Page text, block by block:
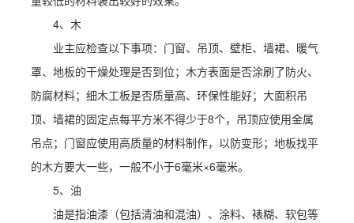
4、木
业主应检查以下事项：门窗、吊顶、壁柜、墙裙、暖气
罩、地板的干燥处理是否到位；木方表面是否涂刷了防火、
防腐材料；细木工板是否质量高、环保性能好；大面积吊
顶、墙裙的固定点每平方米不得少于8个，吊顶应使用金属
吊点；门窗应使用高质量的材料制作，以防变形；地板找平
的木方要大一些，一般不小于6毫米×6毫米。
5、油
油是指油漆（包括清油和混油）、涂料、裱糊、软包等